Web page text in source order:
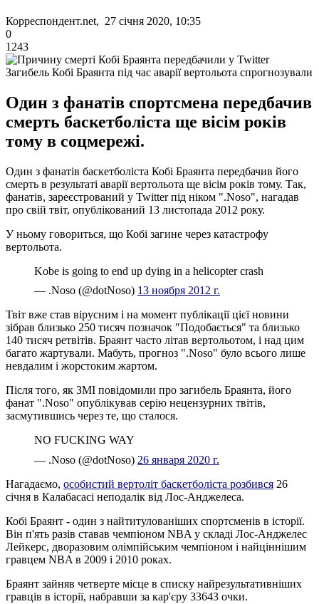
Корреспондент.net, 27 січня 2020, 10:35
0
1243
Загибель Кобі Браянта під час аварії вертольота спрогнозували
Один з фанатів спортсмена передбачив
смерть баскетболіста ще вісім років
тому в соцмережі.
Один з фанатів баскетболіста Кобі Браянта передбачив його
смерть в результаті аварії вертольота ще вісім років тому. Так,
фанатів, зареєстрований у Twitter під ніком ".Noso", нагадав
про свій твіт, опублікований 13 листопада 2012 року.
У ньому говориться, що Кобі загине через катастрофу
вертольота.
Kobe is going to end up dying in a helicopter crash
— .Noso (@dotNoso) 13 ноября 2012 г.
Твіт вже став вірусним і на момент публікації цієї новини
зібрав близько 250 тисяч позначок "Подобається" та близько
140 тисяч ретвітів. Браянт часто літав вертольотом, і над цим
багато жартували. Мабуть, прогноз ".Noso" було всього лише
невдалим і жорстоким жартом.
Після того, як ЗМІ повідомили про загибель Браянта, його
фанат ".Noso" опублікував серію нецензурних твітів,
засмутившись через те, що сталося.
NO FUCKING WAY
— .Noso (@dotNoso) 26 января 2020 г.
Нагадаємо, особистий вертоліт баскетболіста розбився 26
січня в Калабасасі неподалік від Лос-Анджелеса.
Кобі Браянт - один з найтитулованіших спортсменів в історії.
Він п'ять разів ставав чемпіоном NBA у складі Лос-Анджелес
Лейкерс, дворазовим олімпійським чемпіоном і найціннішим
гравцем NBA в 2009 і 2010 роках.
Браянт зайняв четверте місце в списку найрезультативніших
гравців в історії, набравши за кар'єру 33643 очки.